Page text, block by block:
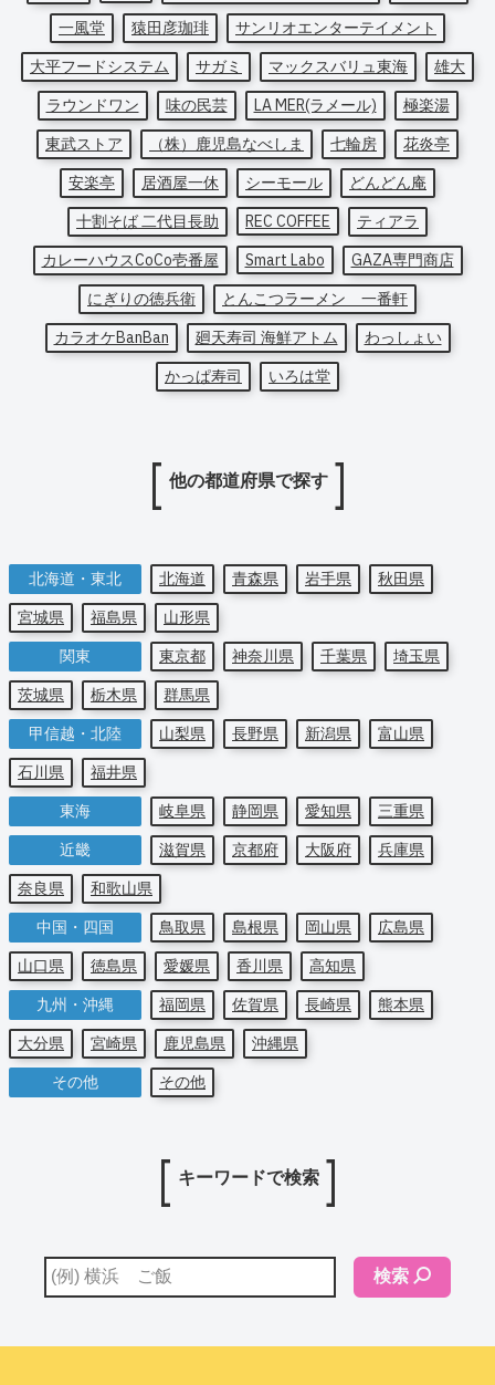
一風堂
猿田彦珈琲
サンリオエンターテイメント
大平フードシステム
サガミ マックスバリュ東海
雄大
ラウンドワン
味の民芸 LA MER(ラメール)
極楽湯
東武ストア
（株）鹿児島なべしま 七輪房
花炎亭
安楽亭
居酒屋一休 シーモール
どんどん庵
十割そば 二代目長助
REC COFFEE
ティアラ
カレーハウスCoCo壱番屋
Smart Labo
GAZA専門商店
にぎりの徳兵衛
とんこつラーメン 一番軒
カラオケBanBan
廻天寿司 海鮮アトム
わっしょい
かっぱ寿司
いろは堂
他の都道府県で探す
北海道・東北 北海道 青森県 岩手県
秋田県
宮城県
福島県
山形県
関東
東京都 神奈川県 千葉県
埼玉県
茨城県
栃木県
群馬県
甲信越・北陸
山梨県 長野県 新潟県
富山県
石川県
福井県
東海
岐阜県 静岡県 愛知県
三重県
近畿
滋賀県 京都府 大阪府
兵庫県
奈良県
和歌山県
中国・四国
鳥取県 島根県 岡山県
広島県
山口県
徳島県 愛媛県 香川県
高知県
九州・沖縄
福岡県 佐賀県 長崎県
熊本県
大分県
宮崎県 鹿児島県
沖縄県
その他
その他
キーワードで検索
検索